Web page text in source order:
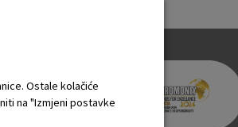
Ostale kolačiće
na "Izmjeni postavke